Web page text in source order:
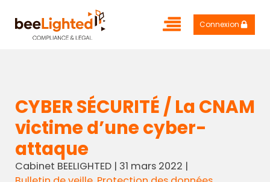
Connexion
CYBER SÉCURITÉ / La CNAM
victime d’une cyber-
attaque
Cabinet BEELIGHTED| 31 mars 2022 |